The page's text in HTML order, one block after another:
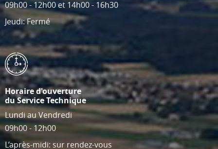
09h00 - 12h00 et 14h00 - 16h30
Jeudi: Fermé
Horaire d'ouverture
du Service Technique
Lundi au Vendredi
09h00 - 12h00
L’après-midi: sur rendez-vous